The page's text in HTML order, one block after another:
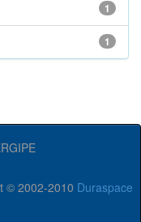
1
1
© 2002-2010 Duraspace